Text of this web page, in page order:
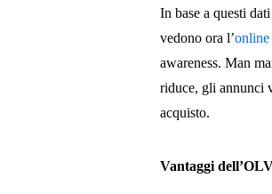
In base a questi
vedono ora l’
awareness. Man
riduce, gli annunci
acquisto.
Vantaggi